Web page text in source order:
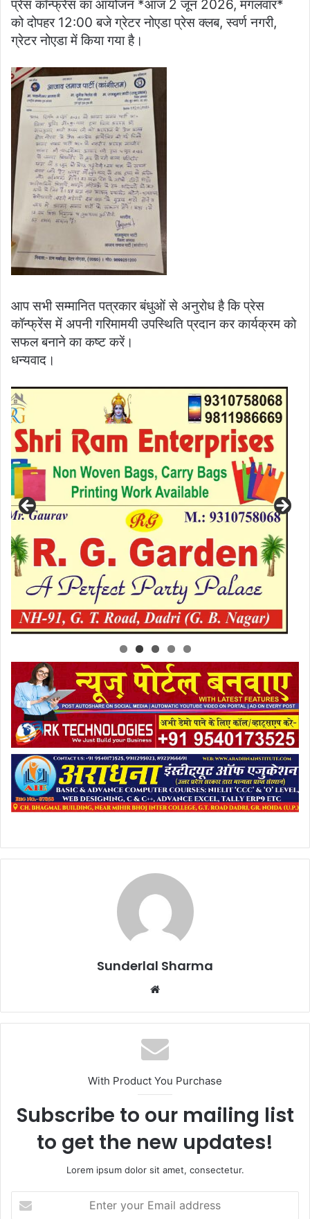
प्रेस कॉन्फ्रेंस का आयोजन *आज 2 जून 2026, मंगलवार*
को दोपहर 12:00 बजे ग्रेटर नोएडा प्रेस क्लब, स्वर्ण नगरी,
ग्रेटर नोएडा में किया गया है।
आप सभी सम्मानित पत्रकार बंधुओं से अनुरोध है कि प्रेस
कॉन्फ्रेंस में अपनी गरिमामयी उपस्थिति प्रदान कर कार्यक्रम को
सफल बनाने का कष्ट करें।
धन्यवाद।
Sunderlal Sharma
Website
With Product You Purchase
Subscribe to our mailing list
to get the new updates!
Lorem ipsum dolor sit amet, consectetur.
your